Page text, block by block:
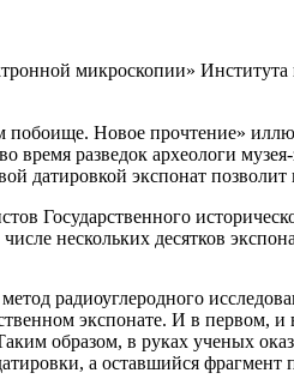
микроскопии»
Новое прочтение»
время разведок археологи
датировкой экспонат
Государственного
нескольких десятков
радиоуглеродного
экспонате. И в
образом, в руках ученых
а оставшийся